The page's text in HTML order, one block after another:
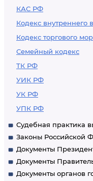
КАС РФ
Кодекс внутреннего
Кодекс торгового
Семейный кодекс
ТК РФ
УИК РФ
УК РФ
УПК РФ
Судебная практика
Законы Российской
Документы
Документы
Документы органов